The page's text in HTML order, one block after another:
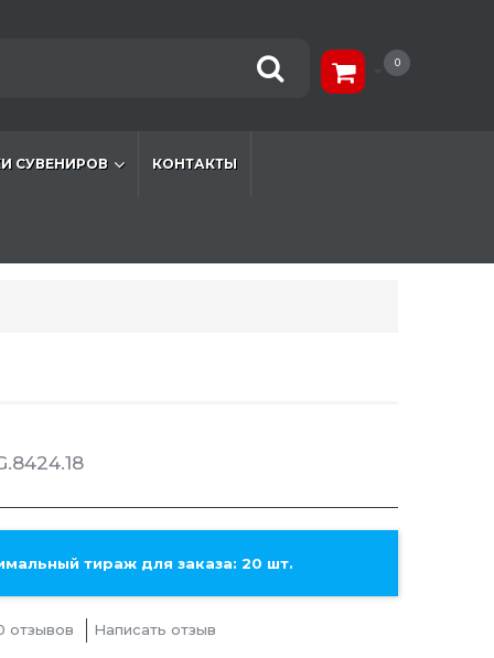
0
СУВЕНИРОВ КОНТАКТЫ
тираж для заказа: 20 шт.
отзывов Написать отзыв